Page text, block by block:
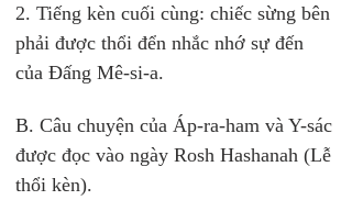
2. Tiếng kèn cuối cùng: chiếc sừng bên
phải được thổi đển nhắc nhớ sự đến
của Đấng Mê-si-a.
B. Câu chuyện của Áp-ra-ham và Y-sác
được đọc vào ngày Rosh Hashanah (Lễ
thổi kèn).